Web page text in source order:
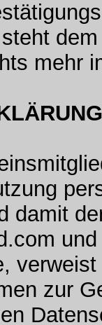
mehr
damit
zur